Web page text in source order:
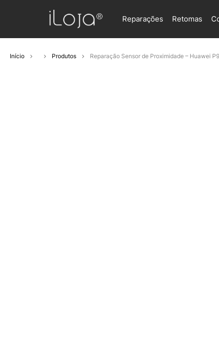
Reparações Retomas
Início Produtos Reparação Sensor de Proximidade – Huawei